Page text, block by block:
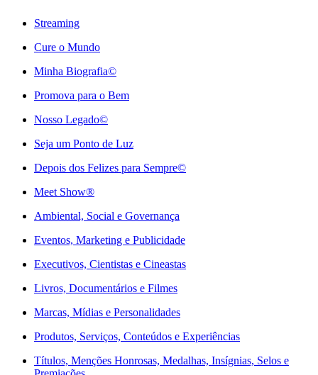
Streaming
Cure o Mundo
Minha Biografia©
Promova para o Bem
Nosso Legado©
Seja um Ponto de Luz
Depois dos Felizes para Sempre©️
Meet Show®
Ambiental, Social e Governança
Eventos, Marketing e Publicidade
Executivos, Cientistas e Cineastas
⁠Livros, Documentários e Filmes
Marcas, Mídias e Personalidades
⁠Produtos, Serviços, Conteúdos e Experiências
Títulos, Menções Honrosas, Medalhas, Insígnias, Selos e